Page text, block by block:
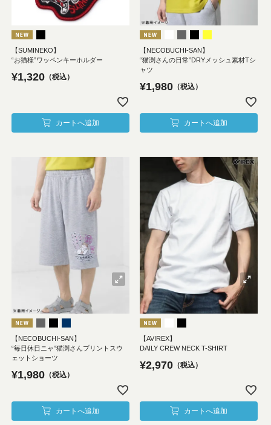
【SUMINEKO】
“お猫様”ワッペンキーホルダー
¥1,320 税込
カートへ追加
【NECOBUCHI-SAN】
“猫渕さんの日常”DRYメッシュ素材Tシ
ャツ
¥1,980 税込
カートへ追加
【NECOBUCHI-SAN】
“毎日休日ニャ”猫渕さんプリントスウ
ェットショーツ
¥1,980 税込
カートへ追加
【AVIREX】
DAILY CREW NECK T-SHIRT
¥2,970 税込
カートへ追加